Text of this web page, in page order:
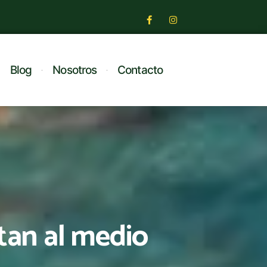
Blog Nosotros Contacto
al medio